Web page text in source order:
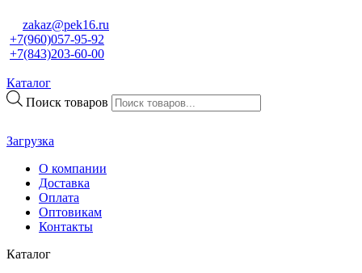
zakaz@pek16.ru
+7(960)057-95-92
+7(843)203-60-00
Каталог
Поиск товаров
Загрузка
О компании
Доставка
Оплата
Оптовикам
Контакты
Каталог